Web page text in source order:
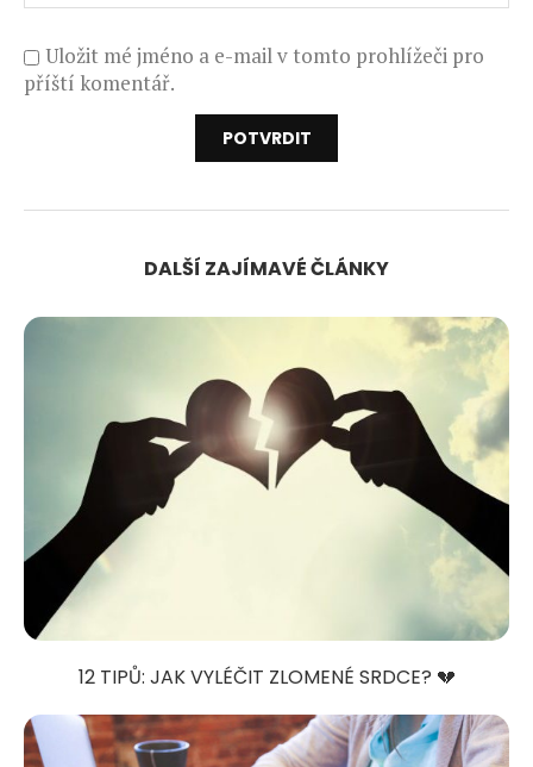
Uložit mé jméno a e-mail v tomto prohlížeči pro
příští komentář.
DALŠÍ ZAJÍMAVÉ ČLÁNKY
12 TIPŮ: JAK VYLÉČIT ZLOMENÉ SRDCE? 💔